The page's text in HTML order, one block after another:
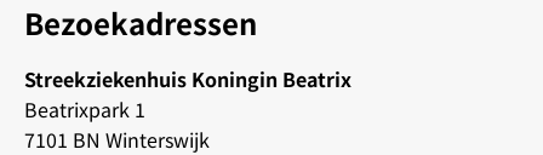
Bezoekadressen
Streekziekenhuis Koningin Beatrix
Beatrixpark 1
7101 BN Winterswijk